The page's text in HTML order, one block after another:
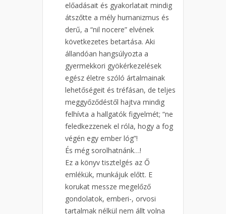
előadásait és gyakorlatait mindig
átszőtte a mély humanizmus és
derű, a “nil nocere” elvének
következetes betartása. Aki
állandóan hangsúlyozta a
gyermekkori gyökérkezelések
egész életre szóló ártalmainak
lehetőségeit és tréfásan, de teljes
meggyőződéstől hajtva mindig
felhívta a hallgatók figyelmét; “ne
feledkezzenek el róla, hogy a fog
végén egy ember lóg”!
És még sorolhatnánk…!
Ez a könyv tisztelgés az Ő
emlékük, munkájuk előtt. E
korukat messze megelőző
gondolatok, emberi-, orvosi
tartalmak nélkül nem állt volna